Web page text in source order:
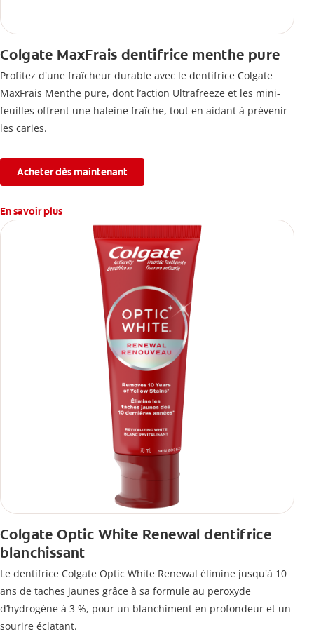
Colgate MaxFrais dentifrice menthe pure
Profitez d'une fraîcheur durable avec le dentifrice Colgate
MaxFrais Menthe pure, dont l’action Ultrafreeze et les mini-
feuilles offrent une haleine fraîche, tout en aidant à prévenir
les caries.
Acheter dès maintenant
En savoir plus
Colgate Optic White Renewal dentifrice
blanchissant
Le dentifrice Colgate Optic White Renewal élimine jusqu'à 10
ans de taches jaunes grâce à sa formule au peroxyde
d’hydrogène à 3 %, pour un blanchiment en profondeur et un
sourire éclatant.